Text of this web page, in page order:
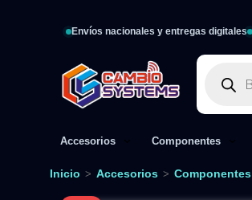
Envíos nacionales y entregas digitales
Accesorios Componentes
Inicio > Accesorios > Componentes